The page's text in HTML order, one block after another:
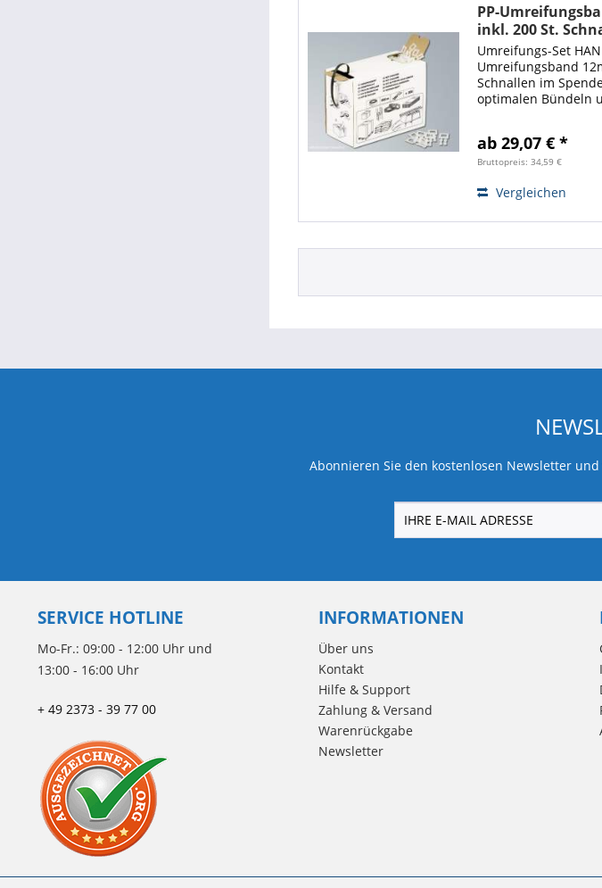
PP-
inkl. 200 St.
Spenderkarton |
Umreifungs-Set
Umreifungsband
Schnallen im
optimalen Bündeln
unterwegs! Zubehör
Hier entlang! ❗
ab 29,07 € *
Bruttopreis: 34,59 €
Vergleichen
Abonnieren Sie den kostenlosen Newsletter
SERVICE HOTLINE
Mo-Fr.: 09:00 - 12:00 Uhr und
13:00 - 16:00 Uhr
+ 49 2373 - 39 77 00
INFORMATIONEN
Über uns
Kontakt
Hilfe & Support
Zahlung & Versand
Warenrückgabe
Newsletter